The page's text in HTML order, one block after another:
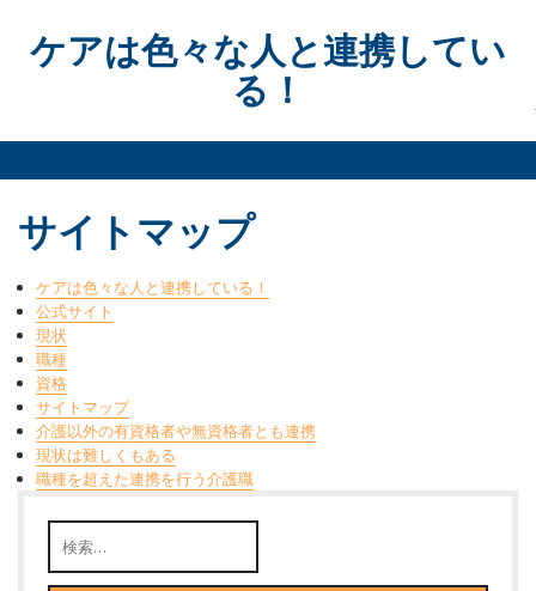
contentケアは色々な人と連携してい
る！
サイトマップ
ケアは色々な人と連携している！
公式サイト
現状
職種
資格
サイトマップ
介護以外の有資格者や無資格者とも連携
現状は難しくもある
職種を超えた連携を行う介護職